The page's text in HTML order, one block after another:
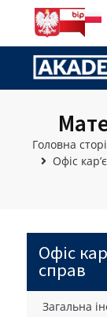
Головна
Офіс
Офіс
справ
Загальна